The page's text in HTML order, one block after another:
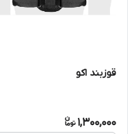
قوزبند اکو
1,300,000